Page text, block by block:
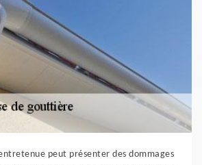
peut présenter des dommages